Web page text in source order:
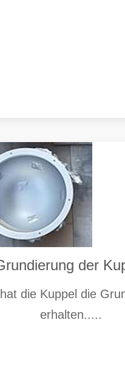
der
die Kuppel die
erhalten.....